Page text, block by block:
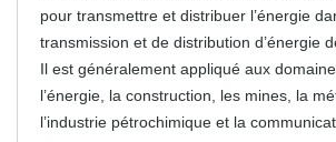
pour transmettre et distribuer l’énergie
transmission et de distribution d’énergie
Il est généralement appliqué aux
l’énergie, la construction, les mines, la
l’industrie pétrochimique et la